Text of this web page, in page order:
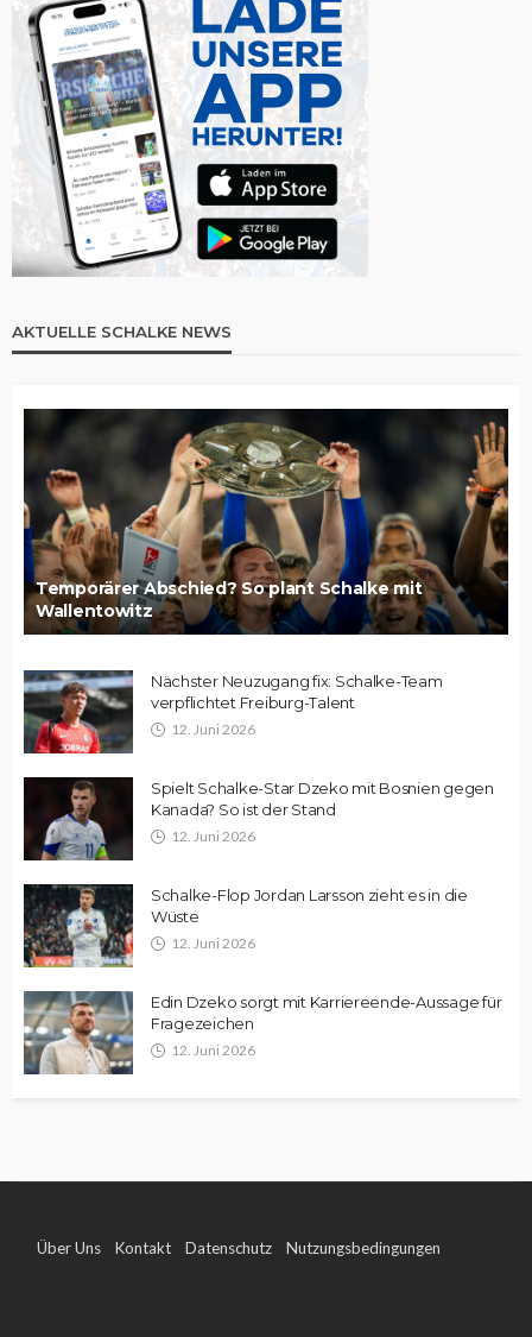
AKTUELLE SCHALKE NEWS
Temporärer Abschied? So plant Schalke mit
Wallentowitz
Nächster Neuzugang fix: Schalke-Team
verpflichtet Freiburg-Talent
12. Juni 2026
Spielt Schalke-Star Dzeko mit Bosnien gegen
Kanada? So ist der Stand
12. Juni 2026
Schalke-Flop Jordan Larsson zieht es in die
Wüste
12. Juni 2026
Edin Dzeko sorgt mit Karriereende-Aussage für
Fragezeichen
12. Juni 2026
Über Uns Kontakt Datenschutz Nutzungsbedingungen